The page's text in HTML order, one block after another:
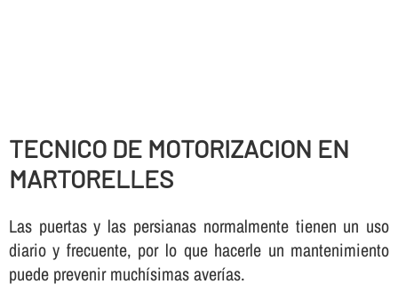
TECNICO DE MOTORIZACION EN
MARTORELLES
Las puertas y las persianas normalmente tienen un uso
diario y frecuente, por lo que hacerle un mantenimiento
puede prevenir muchí­simas averí­as.